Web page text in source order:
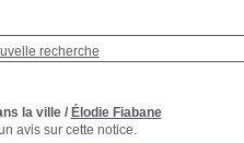
recherche
la ville/ Élodie Fiabane
avis sur cette notice.